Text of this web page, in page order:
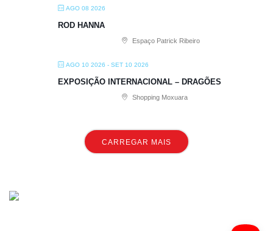
AGO 08 2026
ROD HANNA
Espaço Patrick Ribeiro
AGO 10 2026 - SET 10 2026
EXPOSIÇÃO INTERNACIONAL – DRAGÕES
Shopping Moxuara
CARREGAR MAIS